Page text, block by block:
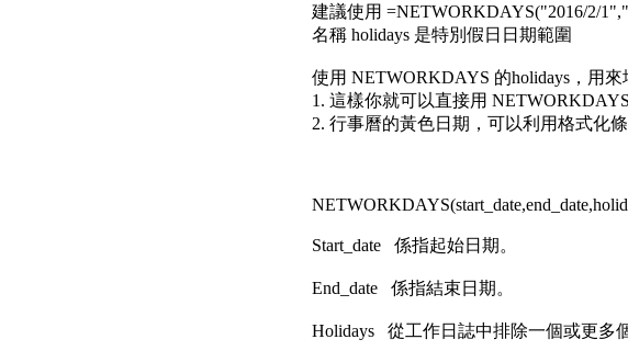
建議使用 =NETWORKDAYS("2016/2/
名稱 holidays 是特別假日日期範圍
使用 NETWORKDAYS 的holidays，用來
1. 這樣你就可以直接用
2. 行事曆的黃色日期，可以利用格式化條
Start_date 係指起始日期。
End_date 係指結束日期。
Holidays 從工作日誌中排除一個或更多